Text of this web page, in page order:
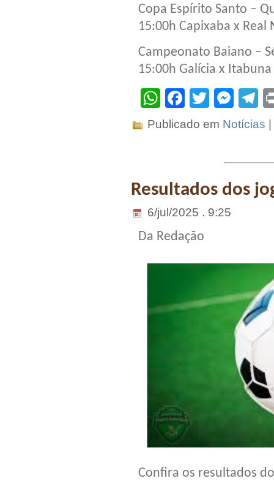
Copa Espírito Santo –
15:00h Capixaba x Real
Campeonato Baiano –
15:00h Galícia x Itabuna
WhatsApp
Facebook
Twitter
Publicado em Notícias
Resultados dos
6/jul/2025 . 9:25
Da Redação
Confira os resultados